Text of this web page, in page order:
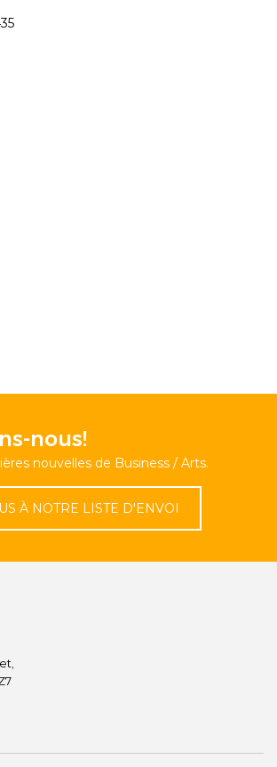
nous!
nouvelles de Business / Arts.
À NOTRE LISTE D'ENVOI